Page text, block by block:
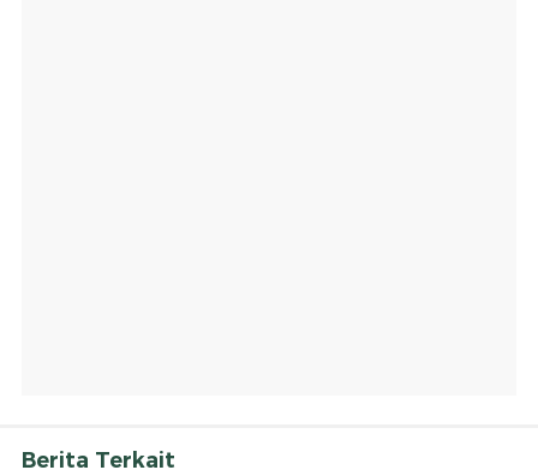
Berita Terkait